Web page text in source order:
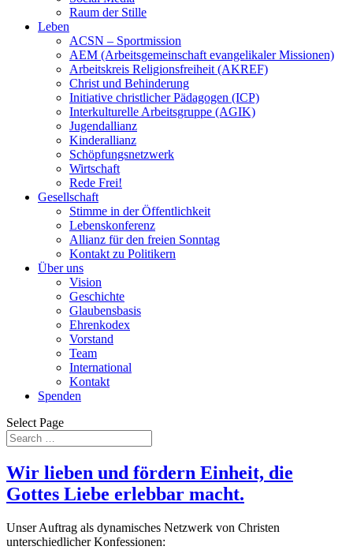
Raum der Stille
Leben
ACSN – Sportmission
AEM (Arbeitsgemeinschaft evangelikaler Missionen)
Arbeitskreis Religionsfreiheit (AKREF)
Christ und Behinderung
Initiative christlicher Pädagogen (ICP)
Interkulturelle Arbeitsgruppe (AGIK)
Jugendallianz
Kinderallianz
Schöpfungsnetzwerk
Wirtschaft
Rede Frei!
Gesellschaft
Stimme in der Öffentlichkeit
Lebenskonferenz
Allianz für den freien Sonntag
Kontakt zu Politikern
Über uns
Vision
Geschichte
Glaubensbasis
Ehrenkodex
Vorstand
Team
International
Kontakt
Spenden
Select Page
Wir lieben und fördern Einheit, die
Gottes Liebe erlebbar macht.
Unser Auftrag als dynamisches Netzwerk von Christen
unterschiedlicher Konfessionen: